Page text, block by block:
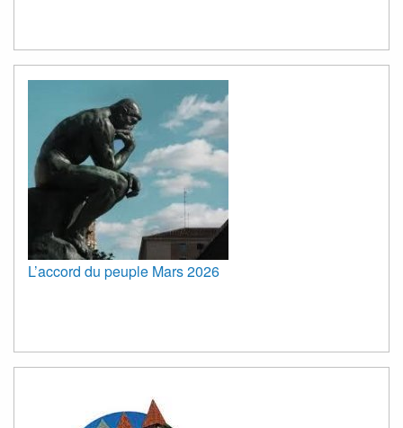
L’accord du peuple Mars 2026